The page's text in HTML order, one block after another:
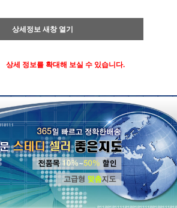
상세정보 새창 열기
상세 정보를 확대해 보실 수 있습니다.